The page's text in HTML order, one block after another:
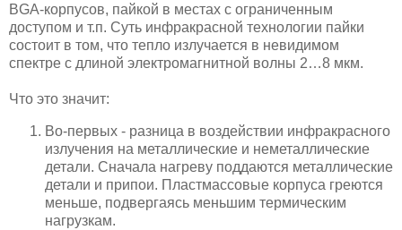
BGA-корпусов, пайкой в местах с ограниченным
доступом и т.п. Суть инфракрасной технологии пайки
состоит в том, что тепло излучается в невидимом
спектре с длиной электромагнитной волны 2…8 мкм.
Что это значит:
Во-первых - разница в воздействии инфракрасного
излучения на металлические и неметаллические
детали. Сначала нагреву поддаются металлические
детали и припои. Пластмассовые корпуса греются
меньше, подвергаясь меньшим термическим
нагрузкам.